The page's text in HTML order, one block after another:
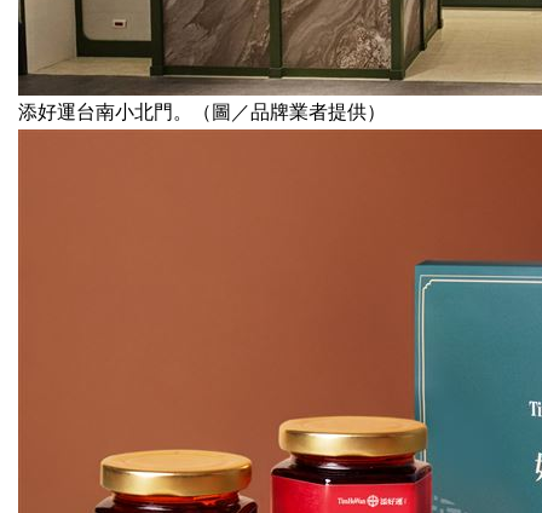
添好運台南小北門。（圖／品牌業者提供）